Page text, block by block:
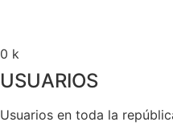
0 k
USUARIOS
Usuarios en toda la